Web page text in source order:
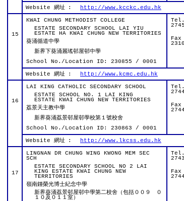
Website 網址 : http://www.kcckc.edu.hk
15
KWAI CHUNG METHODIST COLLEGE
ESTATE SECONDARY SCHOOL LAI YIU
ESTATE HA KWAI CHUNG NEW TERRITORIES
葵涌循道中學
新界下葵涌麗瑤邨屋邨中學
School No./Location ID: 230855 / 0001
Fax
Website 網址 : http://www.kcmc.edu.hk
16
LAI KING CATHOLIC SECONDARY SCHOOL
ESTATE SCHOOL NO. 1 LAI KING
ESTATE KWAI CHUNG NEW TERRITORIES
荔景天主教中學
新界葵涌荔景邨屋邨學校第１號校舍
School No./Location ID: 230863 / 0001
Fax
Website 網址 : http://www.lkcss.edu.hk
17
LINGNAN DR CHUNG WING KWONG MEM SEC
SCH
ESTATE SECONDARY SCHOOL NO 2 LAI
KING ESTATE KWAI CHUNG NEW
TERRITORIES
嶺南鍾榮光博士紀念中學
新界葵涌荔景邨屋邨中學第二校舍（包括００９ ０
１０及０１１室）
Fax